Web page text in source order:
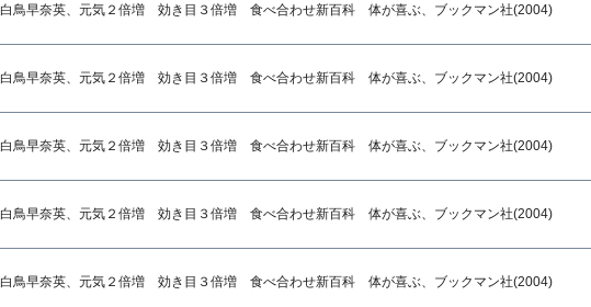
白鳥早奈英、元気２倍増 効き目３倍増 食べ合わせ新百科 体が喜ぶ、ブックマン社(2004)
白鳥早奈英、元気２倍増 効き目３倍増 食べ合わせ新百科 体が喜ぶ、ブックマン社(2004)
白鳥早奈英、元気２倍増 効き目３倍増 食べ合わせ新百科 体が喜ぶ、ブックマン社(2004)
白鳥早奈英、元気２倍増 効き目３倍増 食べ合わせ新百科 体が喜ぶ、ブックマン社(2004)
白鳥早奈英、元気２倍増 効き目３倍増 食べ合わせ新百科 体が喜ぶ、ブックマン社(2004)